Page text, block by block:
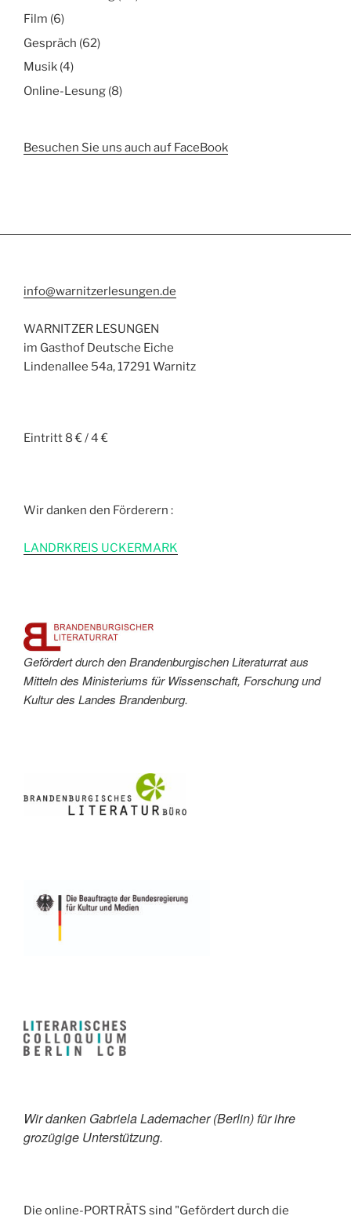
Film (6)
Gespräch (62)
Musik (4)
Online-Lesung (8)
Besuchen Sie uns auch auf FaceBook
info@warnitzerlesungen.de
WARNITZER LESUNGEN
im Gasthof Deutsche Eiche
Lindenallee 54a, 17291 Warnitz
Eintritt 8 € / 4 €
Wir danken den Förderern :
LANDRKREIS UCKERMARK
Gefördert durch den Brandenburgischen Literaturrat aus
Mitteln des Ministeriums für Wissenschaft, Forschung und
Kultur des Landes Brandenburg.
Wir danken Gabriela Lademacher (Berlin) für ihre
grozügige Unterstützung.
Die online-PORTRÄTS sind "Gefördert durch die